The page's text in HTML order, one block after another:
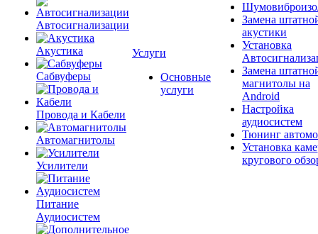
Автосигнализации
Акустика
Сабвуферы
Провода и Кабели
Автомагнитолы
Усилители
Питание
Аудиосистем
Услуги
Основные
услуги
Замена
акустики
Установка
Замена
магнитолы на
Android
Настройка
аудиосистем
Тюнинг
Установка
кругового